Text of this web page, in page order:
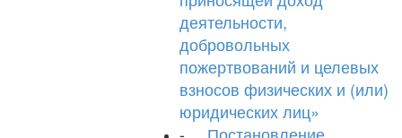
деятельности,
добровольных
пожертвований и целевых
взносов физических и (или)
юридических лиц»